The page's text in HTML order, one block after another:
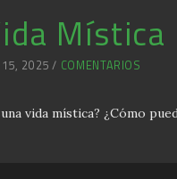
Mística
15, 2025 / COMENTARIOS
vida mística? ¿Cómo